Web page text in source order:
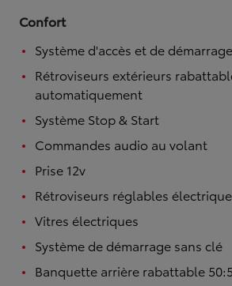
Confort
Système d'accès et de
Rétroviseurs extérieurs
automatiquement
Système Stop & Start
Commandes audio au volant
Prise 12v
Rétroviseurs réglables
Vitres électriques
Système de démarrage sans clé
Banquette arrière rabattable